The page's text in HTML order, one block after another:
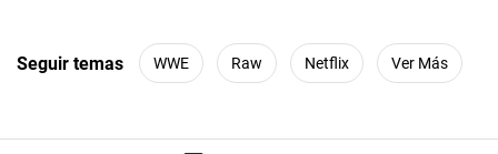
d
s
Seguir temas WWE Raw Netflix Ver Más